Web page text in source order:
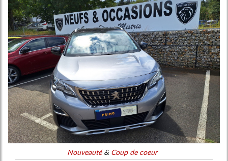
Nouveauté& Coup de coeur